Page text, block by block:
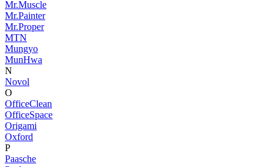
Mr.Muscle
Mr.Painter
Mr.Proper
MTN
Mungyo
MunHwa
N
Novol
O
OfficeClean
OfficeSpace
Origami
Oxford
P
Paasche